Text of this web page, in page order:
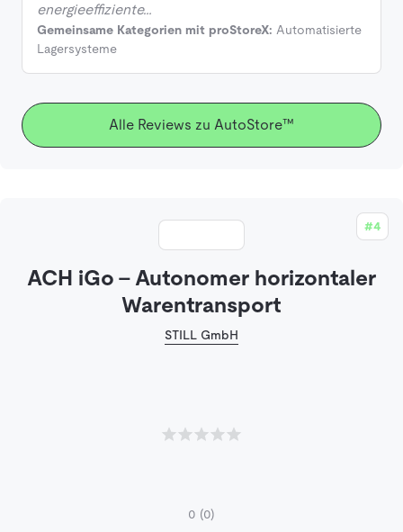
energieeffiziente…
Gemeinsame Kategorien mit proStoreX: Automatisierte
Lagersysteme
Alle Reviews zu AutoStore™
#4
ACH iGo - Autonomer horizontaler
Warentransport
STILL GmbH
0 (0)